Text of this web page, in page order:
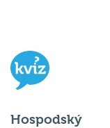
Hospodský